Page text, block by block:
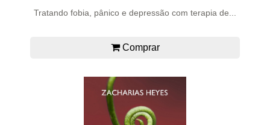
Tratando fobia, pânico e depressão com terapia de...
Comprar